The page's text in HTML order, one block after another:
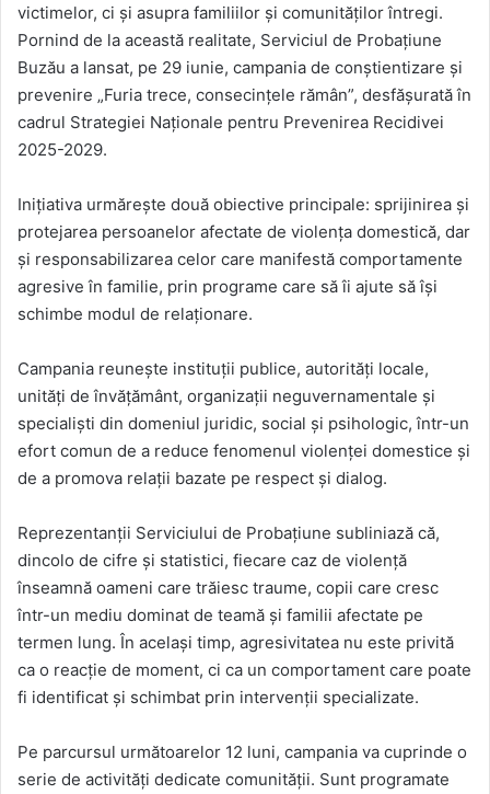
victimelor, ci și asupra familiilor și comunităților întregi.
Pornind de la această realitate, Serviciul de Probațiune
Buzău a lansat, pe 29 iunie, campania de conștientizare și
prevenire „Furia trece, consecințele rămân”, desfășurată în
cadrul Strategiei Naționale pentru Prevenirea Recidivei
2025-2029.
Inițiativa urmărește două obiective principale: sprijinirea și
protejarea persoanelor afectate de violența domestică, dar
și responsabilizarea celor care manifestă comportamente
agresive în familie, prin programe care să îi ajute să își
schimbe modul de relaționare.
Campania reunește instituții publice, autorități locale,
unități de învățământ, organizații neguvernamentale și
specialiști din domeniul juridic, social și psihologic, într-un
efort comun de a reduce fenomenul violenței domestice și
de a promova relații bazate pe respect și dialog.
Reprezentanții Serviciului de Probațiune subliniază că,
dincolo de cifre și statistici, fiecare caz de violență
înseamnă oameni care trăiesc traume, copii care cresc
într-un mediu dominat de teamă și familii afectate pe
termen lung. În același timp, agresivitatea nu este privită
ca o reacție de moment, ci ca un comportament care poate
fi identificat și schimbat prin intervenții specializate.
Pe parcursul următoarelor 12 luni, campania va cuprinde o
serie de activități dedicate comunității. Sunt programate